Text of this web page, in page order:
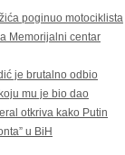
poginuo motociklista
Memorijalni centar
je brutalno odbio
mu je bio dao
otkriva kako Putin
u BiH